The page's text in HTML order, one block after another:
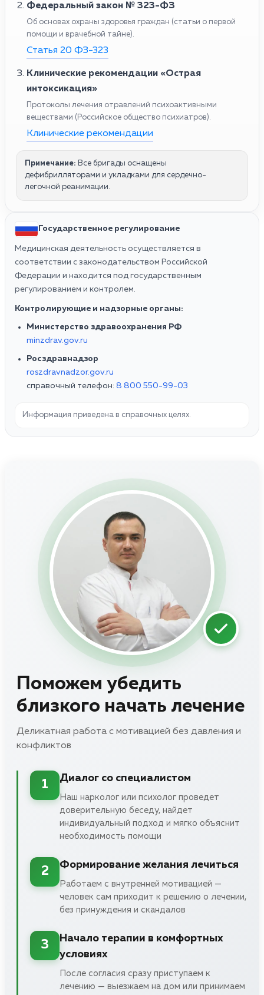
Федеральный закон № 323-ФЗ
Об основах охраны здоровья граждан (статьи о первой
помощи и врачебной тайне).
Статья 20 ФЗ-323
Клинические рекомендации «Острая
интоксикация»
Протоколы лечения отравлений психоактивными
веществами (Российское общество психиатров).
Клинические рекомендации
Примечание: Все бригады оснащены
дефибрилляторами и укладками для сердечно-
легочной реанимации.
Государственное регулирование
Медицинская деятельность осуществляется в
соответствии с законодательством Российской
Федерации и находится под государственным
регулированием и контролем.
Контролирующие и надзорные органы:
Министерство здравоохранения РФ
minzdrav.gov.ru
Росздравнадзор
roszdravnadzor.gov.ru
справочный телефон: 8 800 550-99-03
Информация приведена в справочных целях.
Поможем убедить
близкого начать лечение
Деликатная работа с мотивацией без давления и
конфликтов
1
Диалог со специалистом
Наш нарколог или психолог проведет
доверительную беседу, найдет
индивидуальный подход и мягко объяснит
необходимость помощи
2
Формирование желания лечиться
Работаем с внутренней мотивацией —
человек сам приходит к решению о лечении,
без принуждения и скандалов
3
Начало терапии в комфортных
условиях
После согласия сразу приступаем к
лечению — выезжаем на дом или принимаем